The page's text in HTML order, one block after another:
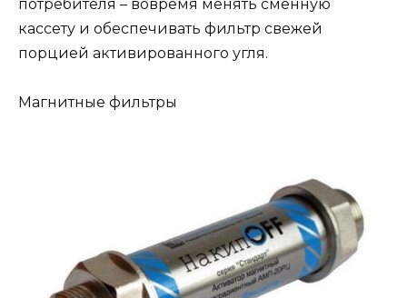
потребителя – вовремя менять сменную
кассету и обеспечивать фильтр свежей
порцией активированного угля.
Магнитные фильтры